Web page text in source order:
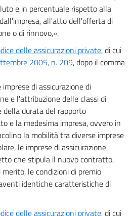
e in percentuale rispetto alla
all'atto dell'offerta di
o di rinnovo,».
delle assicurazioni private, di cui
2005, n. 209, dopo il comma
di assicurazione di
e l'attribuzione delle classi di
durata del rapporto
e la medesima impresa, ovvero in
la mobilità tra diverse imprese
le imprese di assicurazione
che stipula il nuovo contratto,
le condizioni di premio
identiche caratteristiche di
delle assicurazioni private, di cui